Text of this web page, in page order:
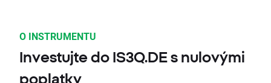
O INSTRUMENTU
Investujte do IS3Q.DE s nulovými
poplatky